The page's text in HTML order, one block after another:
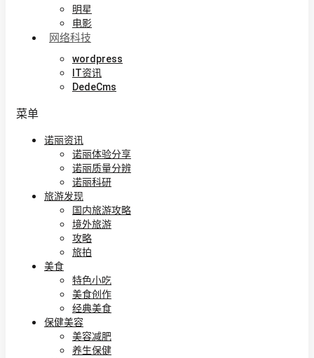
明星
电影
网络科技
wordpress
IT资讯
DedeCms
菜单
诺丽资讯
诺丽体验分享
诺丽质量分辨
诺丽科研
旅游发现
国内旅游攻略
境外旅游
攻略
旅拍
美食
特色小吃
美食创作
经典美食
保健美容
美容减肥
养生保健